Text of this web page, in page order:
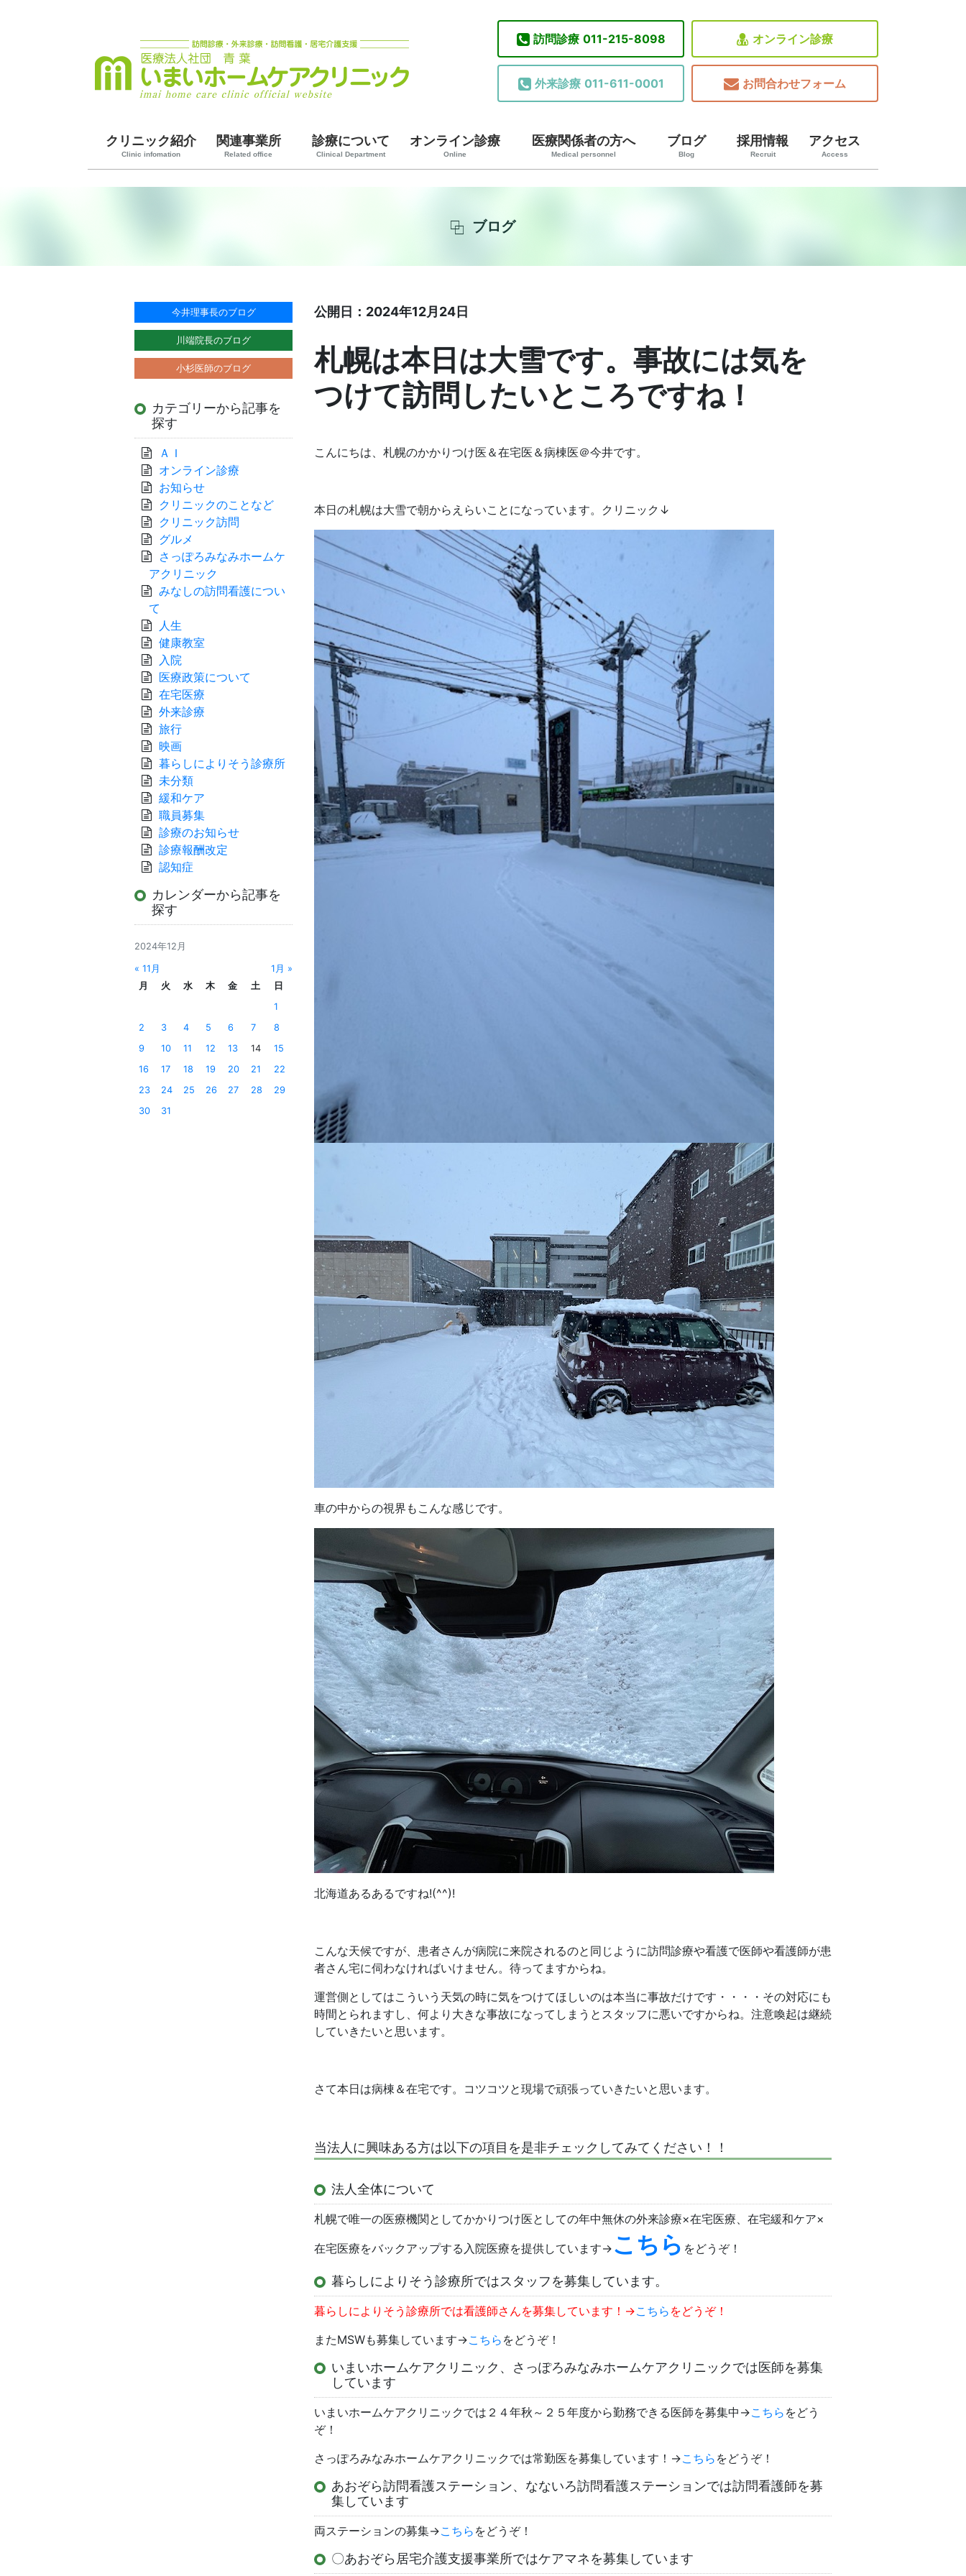
訪問診療 011-215-8098
外来診療 011-611-0001
オンライン診療
お問合わせフォーム
クリニック紹介
Clinic infomation
関連事業所
Related office
診療について
Clinical Department
オンライン診療
Online
医療関係者の方へ
Medical personnel
ブログ
Blog
採用情報
Recruit
アクセス
Access
ブログ
公開日：2024年12月24日
札幌は本日は大雪です。事故には気を
つけて訪問したいところですね！
こんにちは、札幌のかかりつけ医＆在宅医＆病棟医＠今井です。
本日の札幌は大雪で朝からえらいことになっています。クリニック↓
車の中からの視界もこんな感じです。
北海道あるあるですね!(^^)!
こんな天候ですが、患者さんが病院に来院されるのと同じように訪問診療や看護で医師や看護師が患
者さん宅に伺わなければいけません。待ってますからね。
運営側としてはこういう天気の時に気をつけてほしいのは本当に事故だけです・・・・その対応にも
時間とられますし、何より大きな事故になってしまうとスタッフに悪いですからね。注意喚起は継続
していきたいと思います。
さて本日は病棟＆在宅です。コツコツと現場で頑張っていきたいと思います。
当法人に興味ある方は以下の項目を是非チェックしてみてください！！
法人全体について
札幌で唯一の医療機関としてかかりつけ医としての年中無休の外来診療×在宅医療、在宅緩和ケア×
在宅医療をバックアップする入院医療を提供しています→ こちら をどうぞ！
暮らしによりそう診療所ではスタッフを募集しています。
暮らしによりそう診療所では看護師さんを募集しています！→こちら をどうぞ！
またMSWも募集しています→こちら をどうぞ！
いまいホームケアクリニック、さっぽろみなみホームケアクリニックでは医師を募集
しています
いまいホームケアクリニックでは２４年秋～２５年度から勤務できる医師を募集中→こちら をどう
ぞ！
さっぽろみなみホームケアクリニックでは常勤医を募集しています！→こちら をどうぞ！
あおぞら訪問看護ステーション、なないろ訪問看護ステーションでは訪問看護師を募
集しています
両ステーションの募集→こちら をどうぞ！
〇あおぞら居宅介護支援事業所ではケアマネを募集しています
今井理事長のブログ
川端院長のブログ
小杉医師のブログ
カテゴリーから記事を
探す
ＡＩ
オンライン診療
お知らせ
クリニックのことなど
クリニック訪問
グルメ
さっぽろみなみホームケ
アクリニック
みなしの訪問看護につい
て
人生
健康教室
入院
医療政策について
在宅医療
外来診療
旅行
映画
暮らしによりそう診療所
未分類
緩和ケア
職員募集
診療のお知らせ
診療報酬改定
認知症
カレンダーから記事を
探す
2024年12月
« 11月
1月 »
月
火 水 木 金 土
日
1
2
3 4 5 6 7
8
9
10 11 12 13 14
15
16
17 18 19 20 21
22
23
24 25 26 27 28
29
30
31